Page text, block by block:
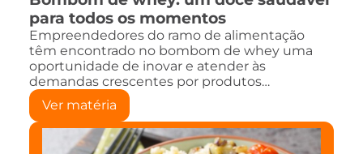
para todos os momentos
Empreendedores do ramo de alimentação
têm encontrado no bombom de whey uma
oportunidade de inovar e atender às
demandas crescentes por produtos…
Ver matéria